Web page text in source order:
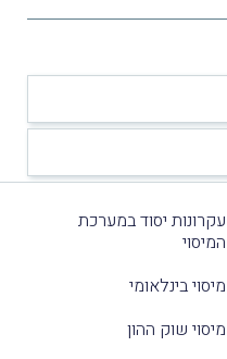
עקרונות יסוד במערכת
המיסוי
מיסוי בינלאומי
מיסוי שוק ההון